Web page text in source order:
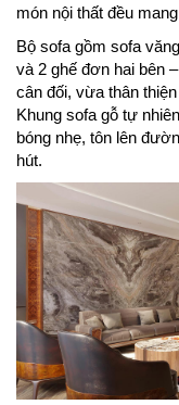
món nội thất đều
Bộ sofa gồm sofa
và 2 ghế đơn hai bên
cân đối, vừa thân
Khung sofa gỗ tự
bóng nhẹ, tôn lên
hút.